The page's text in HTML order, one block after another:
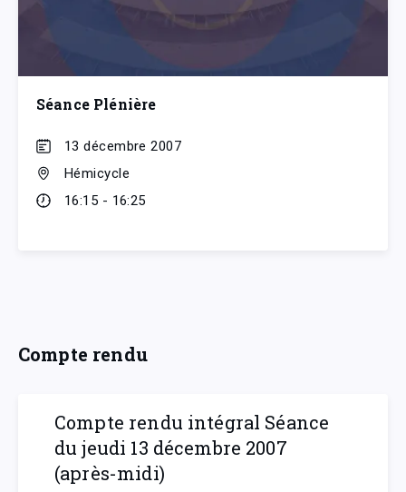
Séance Plénière
13 décembre 2007
Hémicycle
16:15 - 16:25
Compte rendu
Compte rendu intégral Séance
du jeudi 13 décembre 2007
(après-midi)